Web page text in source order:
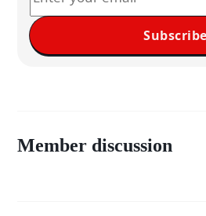
Subscribe
Member discussion